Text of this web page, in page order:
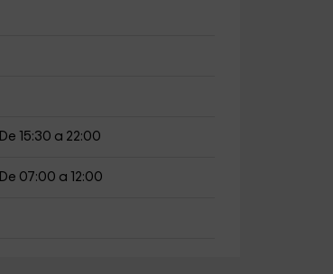
De 15:30 a 22:00
De 07:00 a 12:00